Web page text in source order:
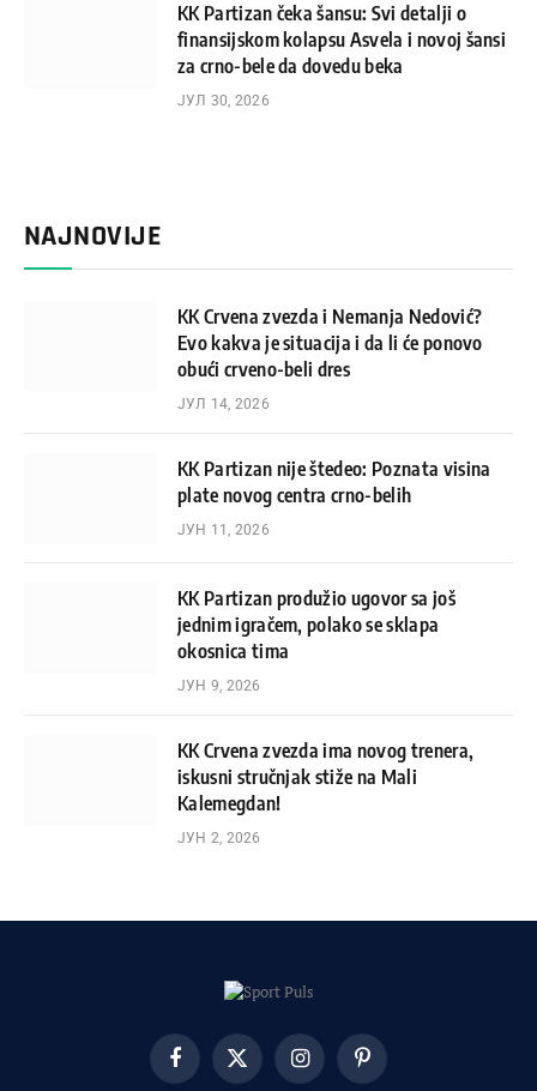
KK Partizan čeka šansu: Svi detalji o
finansijskom kolapsu Asvela i novoj šansi
za crno-bele da dovedu beka
ЈУЛ 30, 2026
NAJNOVIJE
KK Crvena zvezda i Nemanja Nedović?
Evo kakva je situacija i da li će ponovo
obući crveno-beli dres
ЈУЛ 14, 2026
KK Partizan nije štedeo: Poznata visina
plate novog centra crno-belih
ЈУН 11, 2026
KK Partizan produžio ugovor sa još
jednim igračem, polako se sklapa
okosnica tima
ЈУН 9, 2026
KK Crvena zvezda ima novog trenera,
iskusni stručnjak stiže na Mali
Kalemegdan!
ЈУН 2, 2026
FacebookX
InstagramPinterest